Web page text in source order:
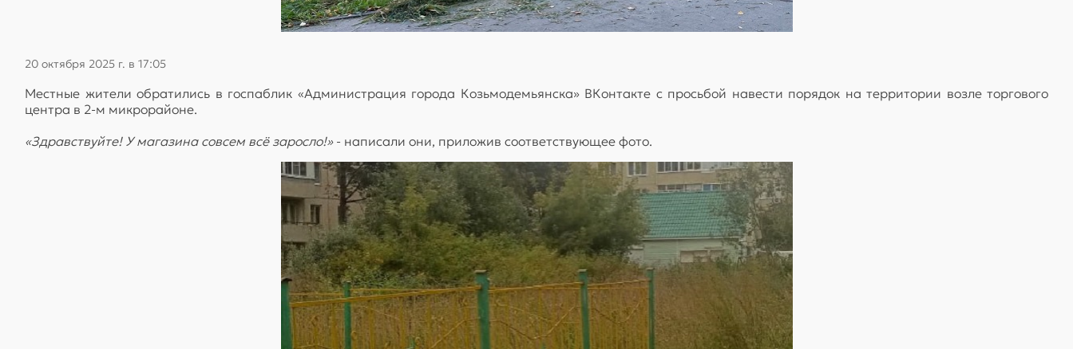
20 октября 2025 г. в 17:05
Местные жители обратились в госпаблик «Администрация города Козьмодемьянска» ВКонтакте с просьбой навести порядок на территории возле торгового
центра в 2-м микрорайоне.
«Здравствуйте! У магазина совсем всё заросло!»- написали они, приложив соответствующее фото.